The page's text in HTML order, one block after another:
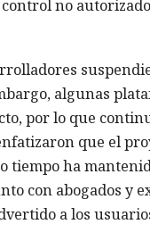
no
algunas
por lo que
que el
tiempo ha
con abogados y
a los